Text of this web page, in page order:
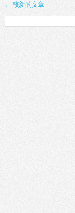
← 較新的文章